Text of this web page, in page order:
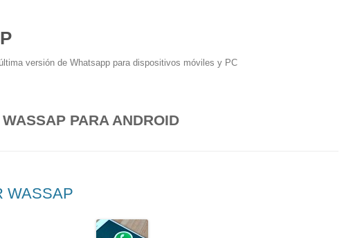
versión de Whatsapp para dispositivos móviles y PC
PARA ANDROID
WASSAP